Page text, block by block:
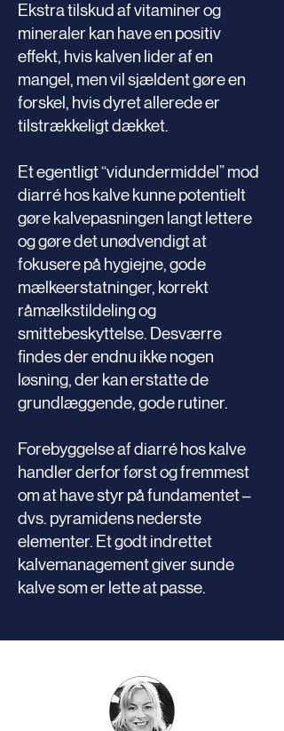
Ekstra tilskud af vitaminer og
mineraler kan have en positiv
effekt, hvis kalven lider af en
mangel, men vil sjældent gøre en
forskel, hvis dyret allerede er
tilstrækkeligt dækket.
Et egentligt “vidundermiddel” mod
diarré hos kalve kunne potentielt
gøre kalvepasningen langt lettere
og gøre det unødvendigt at
fokusere på hygiejne, gode
mælkeerstatninger, korrekt
råmælkstildeling og
smittebeskyttelse. Desværre
findes der endnu ikke nogen
løsning, der kan erstatte de
grundlæggende, gode rutiner.
Forebyggelse af diarré hos kalve
handler derfor først og fremmest
om at have styr på fundamentet –
dvs. pyramidens nederste
elementer. Et godt indrettet
kalvemanagement giver sunde
kalve som er lette at passe.